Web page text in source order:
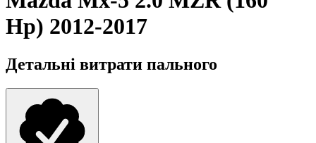
Hp) 2012-2017
Детальні витрати пального